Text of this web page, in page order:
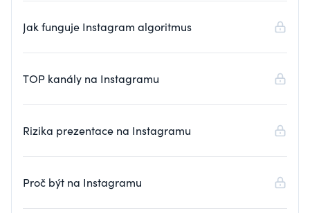
Jak funguje Instagram algoritmus
TOP kanály na Instagramu
Rizika prezentace na Instagramu
Proč být na Instagramu